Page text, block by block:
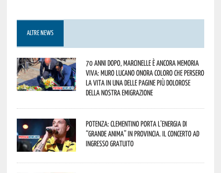
ALTRE NEWS
70 anni dopo, Marcinelle è ancora memoria
viva: Muro Lucano onora coloro che persero
la vita in una delle pagine più dolorose
della nostra emigrazione
Potenza: Clementino porta l’energia di
“Grande Anima” in provincia. Il concerto ad
ingresso gratuito